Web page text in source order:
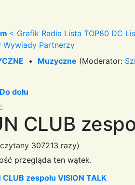
< Grafik Radia Lista TOP80 DC
Wywiady Partnerzy
• Muzyczne (Moderator:
Do dołu
CLUB
307213 razy)
przegląda ten wątek.
CLUB zespołu VISION TALK